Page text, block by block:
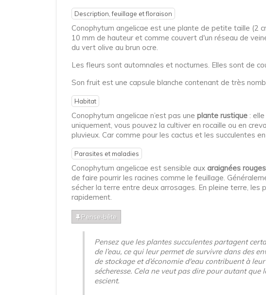
Description, feuillage et floraison
Conophytum angelicae est une plante de petite taille (2
10 mm de hauteur et comme couvert d'un réseau de
du vert olive au brun ocre.
Les fleurs sont automnales et nocturnes. Elles sont de
Son fruit est une capsule blanche contenant de très
Habitat
Conophytum angelicae n’est pas une plante rustique :
uniquement, vous pouvez la cultiver en rocaille ou en
pluvieux. Car comme pour les cactus et les succulentes
Parasites et maladies
Conophytum angelicae est sensible aux araignées rouges
de faire pourrir les racines comme le feuillage.
sécher la terre entre deux arrosages. En pleine terre,
rapidement.
Pense-bête
Pensez que les plantes succulentes partagent
de l’eau, ce qui leur permet de survivre dans des
de stockage et d’économie d'eau contribuent à
sécheresse. Cela ne veut pas dire pour autant
escient.